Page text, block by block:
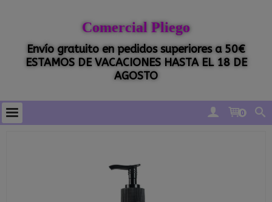
Comercial Pliego
Envío gratuito en pedidos superiores a 50€
ESTAMOS DE VACACIONES HASTA EL 18 DE
AGOSTO
0